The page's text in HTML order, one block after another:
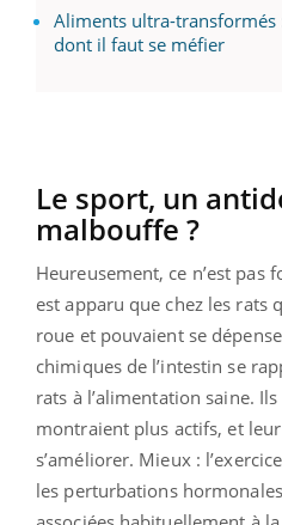
Aliments ultra-
dont il faut se méfier
Le sport, un
malbouffe ?
Heureusement, ce n’est pas
est apparu que chez les rats
roue et pouvaient se
chimiques de l’intestin se
rats à l’alimentation saine.
montraient plus actifs, et
s’améliorer. Mieux :
les perturbations